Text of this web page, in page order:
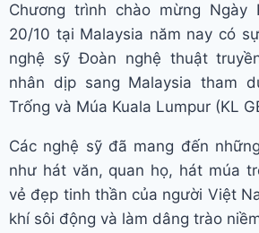
Chương trình chào mừng Ngày
20/10 tại Malaysia năm nay có
nghệ sỹ Đoàn nghệ thuật
nhân dịp sang Malaysia tham
Trống và Múa Kuala Lumpur (KL
Các nghệ sỹ đã mang đến
như hát văn, quan họ, hát múa
vẻ đẹp tinh thần của người Việt
khí sôi động và làm dâng trào